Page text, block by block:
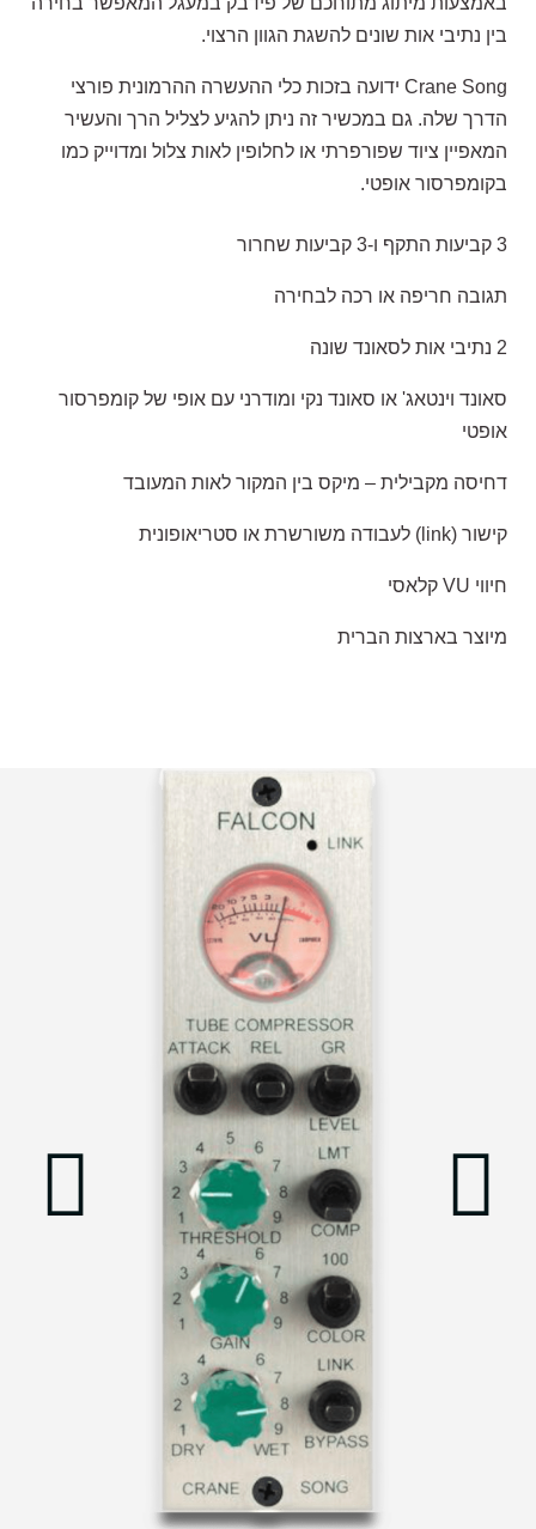
בין נתיבי אות שונים להשגת הגוון הרצוי.
Crane Song ידועה בזכות כלי ההעשרה ההרמונית פורצי
הדרך שלה. גם במכשיר זה ניתן להגיע לצליל הרך והעשיר
המאפיין ציוד שפורפרתי או לחלופין לאות צלול ומדוייק כמו
בקומפרסור אופטי.
3 קביעות התקף ו-3 קביעות שחרור
תגובה חריפה או רכה לבחירה
2 נתיבי אות לסאונד שונה
סאונד וינטאג' או סאונד נקי ומודרני עם אופי של קומפרסור
אופטי
דחיסה מקבילית – מיקס בין המקור לאות המעובד
קישור (link) לעבודה משורשרת או סטריאופונית
חיווי VU קלאסי
מיוצר בארצות הברית